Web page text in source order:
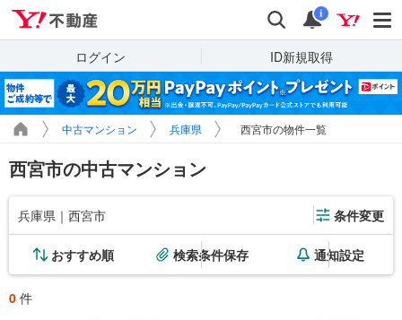
検索 通知
i
ログイン ID新規取得
中古マンション 兵庫県 西宮市の物件一覧
西宮市の中古マンション
兵庫県｜西宮市 条件変更
おすすめ順 検索条件保存 通知設定
0 件